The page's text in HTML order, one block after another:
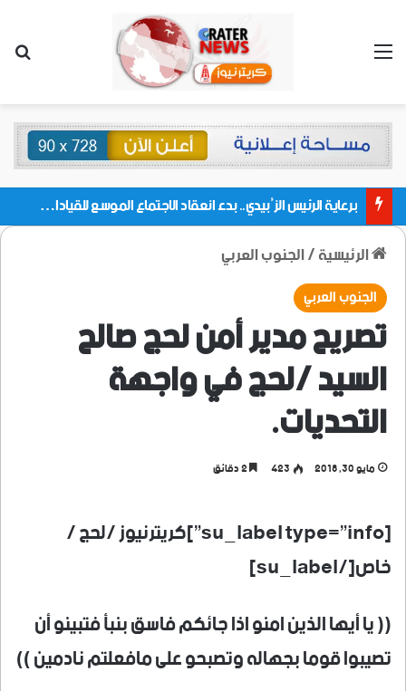
القائمة
برعاية الرئيس الزُبيدي.. بدء انعقاد الاجتماع الموسع للقيادات المحلية بالعاصمة ولمديريات وكتل مجلس العموم ومنسقيات الجامعة بالعاصمة عدن
الرئيسية/الجنوب العربي
الجنوب العربي
تصريح مدير أمن لحج صالح
السيد /لحج في واجهة
التحديات.
مايو 30, 2018 423
[su_label type=”info”]كريترنيوز /لحج /
خاص[/su_label]
(( يا أيها الذين امنو اذا جائكم فاسق بنبأ فتبينو أن
تصيبوا قوما بجهاله وتصبحو على مافعلتم نادمين ))